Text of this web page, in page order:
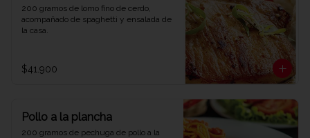
200 gramos de lomo fino de cerdo,
acompañado de spaghetti y ensalada de
la casa.
$41.900
Pollo a la plancha
200 gramos de pechuga de pollo a la